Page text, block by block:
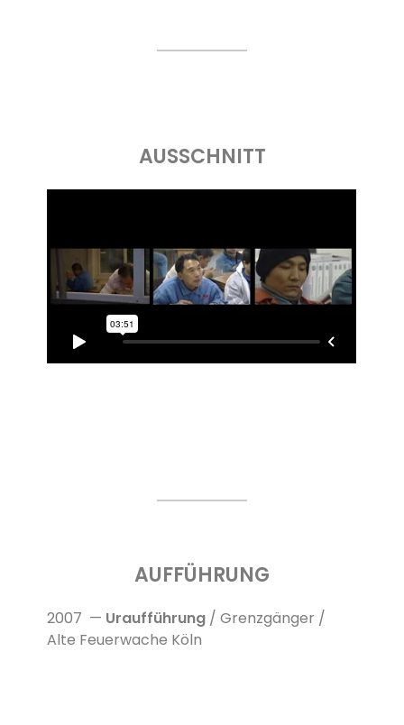
AUSSCHNITT
AUFFÜHRUNG
2007 — Uraufführung / Grenzgänger /
Alte Feuerwache Köln